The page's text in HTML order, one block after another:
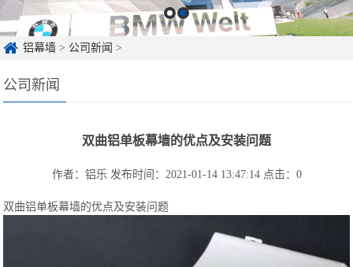
铝幕墙 > 公司新闻 >
公司新闻
双曲铝单板幕墙的优点及安装问题
作者：铝乐 发布时间：2021-01-14 13:47:14 点击： 0
双曲铝单板幕墙的优点及安装问题